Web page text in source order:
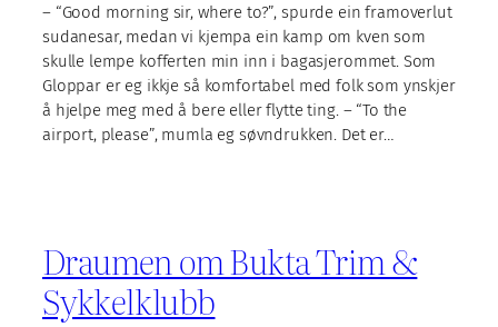
– “Good morning sir, where to?”, spurde ein framoverlut
sudanesar, medan vi kjempa ein kamp om kven som
skulle lempe kofferten min inn i bagasjerommet. Som
Gloppar er eg ikkje så komfortabel med folk som ynskjer
å hjelpe meg med å bere eller flytte ting. – “To the
airport, please”, mumla eg søvndrukken. Det er…
Draumen om Bukta Trim &
Sykkelklubb